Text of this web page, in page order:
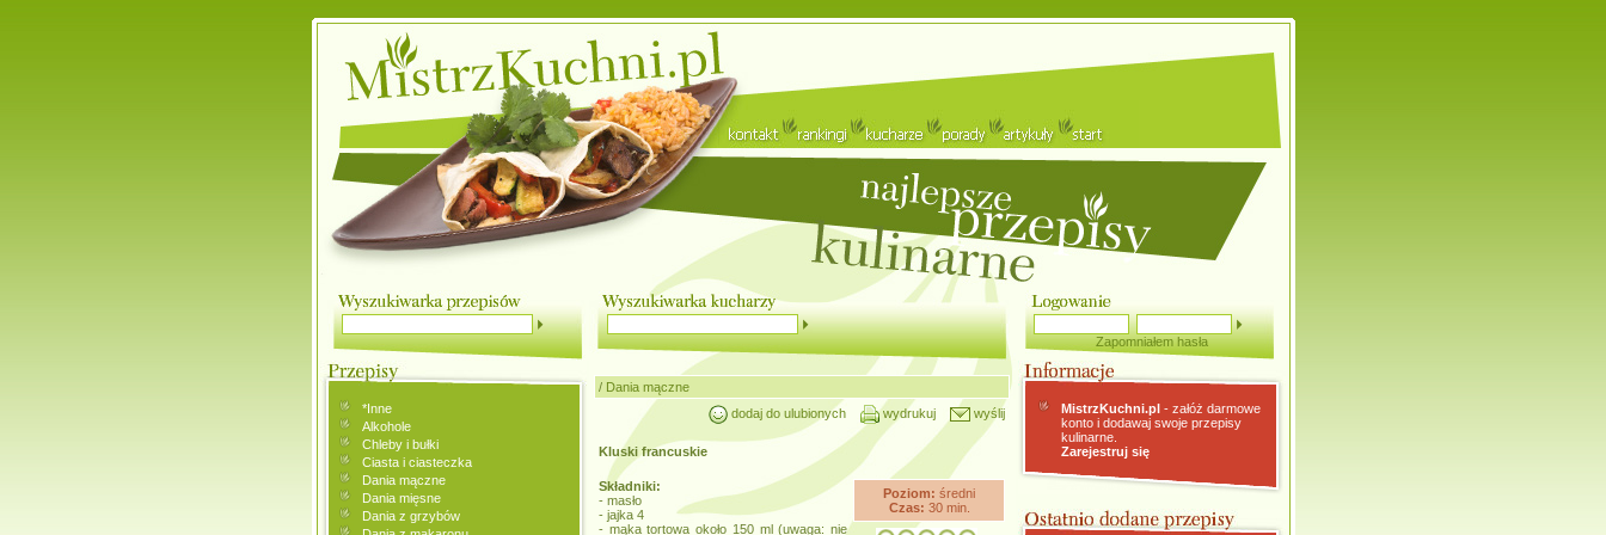
Zapomniałem hasła
*Inne
Alkohole
Chleby i bułki
Ciasta i ciasteczka
Dania mączne
Dania mięsne
Dania z grzybów
/ Dania mączne
dodaj do ulubionych
wydrukuj wyślij
Kluski francuskie
Poziom: średni
Czas: 30 min.
Składniki:
- masło
- jajka 4
- mąka tortowa około 150 ml (uwaga: nie
MistrzKuchni.pl- załóż darmowe
konto i dodawaj swoje przepisy
kulinarne.
Zarejestruj się